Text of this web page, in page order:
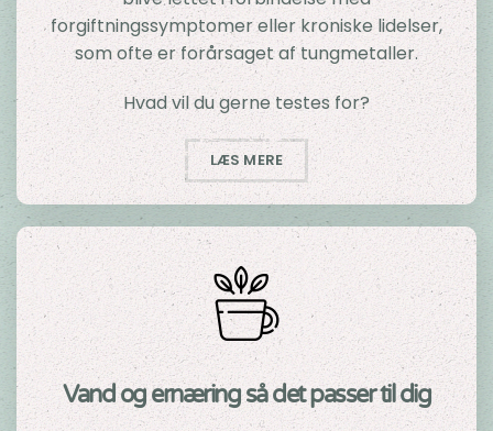
forgiftningssymptomer eller kroniske lidelser,
som ofte er forårsaget af tungmetaller.
Hvad vil du gerne testes for?
LÆS MERE
Vand og ernæring så det passer til dig